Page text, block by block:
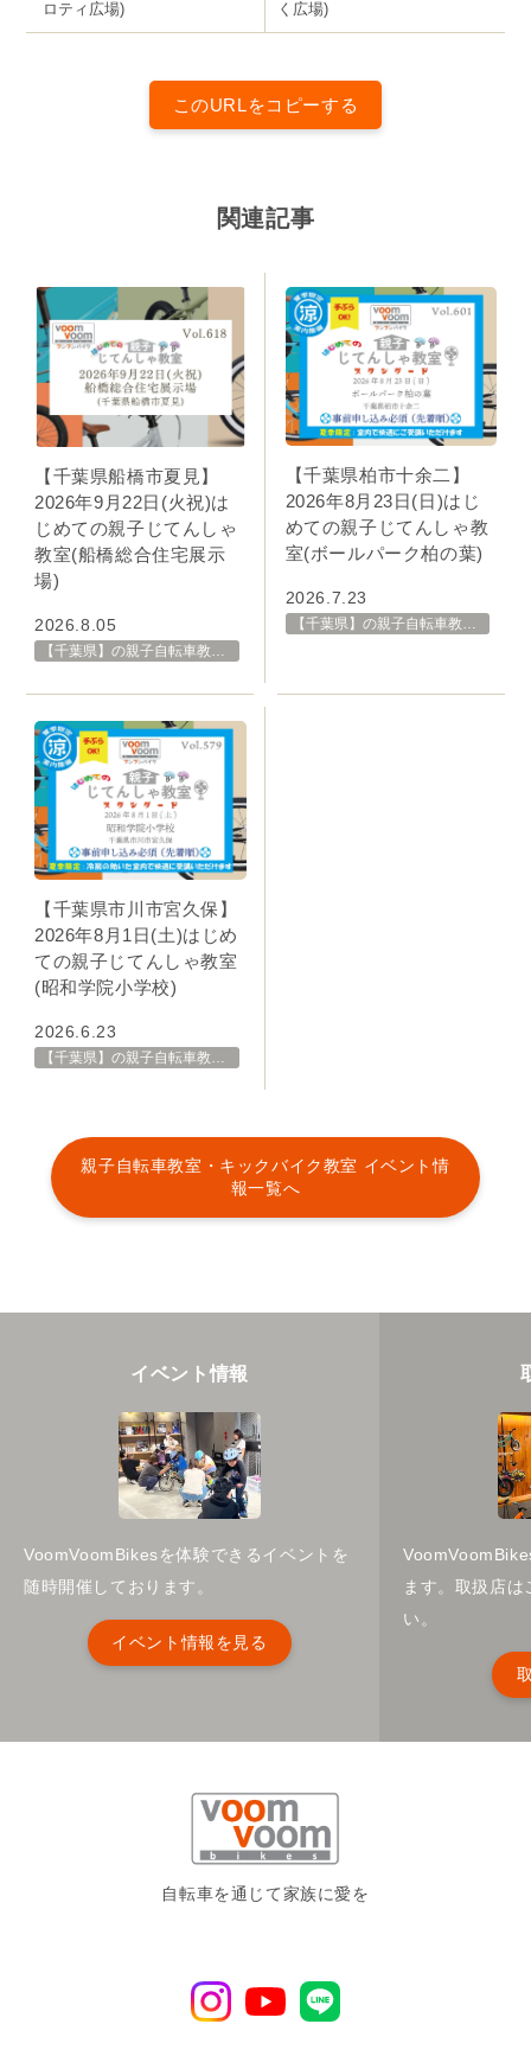
ロティ広場)
く広場)
このURLをコピーする
関連記事
【千葉県船橋市夏見】
2026年9月22日(火祝)は
じめての親子じてんしゃ
教室(船橋総合住宅展示
場)
2026.8.05
【千葉県】の親子自転車教室・イベント 開催スケジュール一覧
【千葉県柏市十余二】
2026年8月23日(日)はじ
めての親子じてんしゃ教
室(ボールパーク柏の葉)
2026.7.23
【千葉県市川市宮久保】
2026年8月1日(土)はじめ
ての親子じてんしゃ教室
(昭和学院小学校)
2026.6.23
【千葉県】の親子自転車教室・イベント 開催スケジュール一覧
親子自転車教室・キックバイク教室 イベント情
報一覧へ
イベント情報
VoomVoomBikesを体験できるイベントを
随時開催しております。
イベント情報を見る
ます。取扱店
い。
自転車を通じて家族に愛を